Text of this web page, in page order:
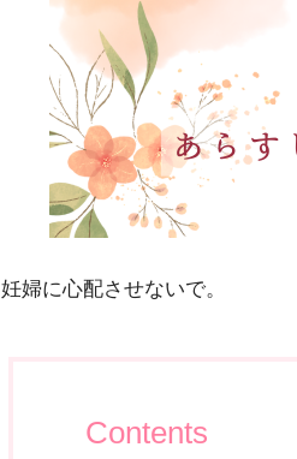
妊婦に心配させないで。
Contents